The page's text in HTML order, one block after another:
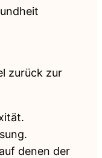
zurück zur
denen der